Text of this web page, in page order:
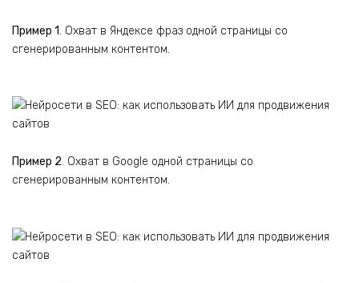
Пример 1. Охват в Яндексе фраз одной страницы со
сгенерированным контентом.
Пример 2. Охват в Google одной страницы со
сгенерированным контентом.